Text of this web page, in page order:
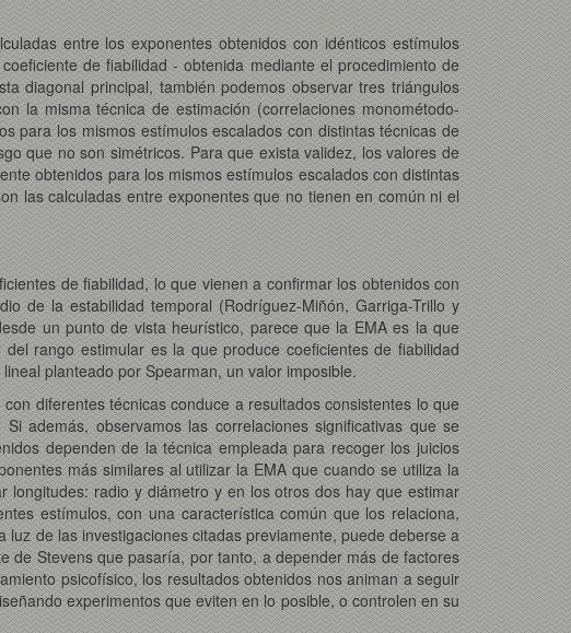
entre los exponentes obtenidos con idénticos estímulos
de fiabilidad - obtenida mediante el procedimiento de
diagonal principal, también podemos observar tres triángulos
la misma técnica de estimación (correlaciones monométodo-
para los mismos estímulos escalados con distintas técnicas de
que no son simétricos. Para que exista validez, los valores de
obtenidos para los mismos estímulos escalados con distintas
las calculadas entre exponentes que no tienen en común ni el
de fiabilidad, lo que vienen a confirmar los obtenidos con
de la estabilidad temporal (Rodríguez-Miñón, Garriga-Trillo y
un punto de vista heurístico, parece que la EMA es la que
rango estimular es la que produce coeficientes de fiabilidad
planteado por Spearman, un valor imposible.
diferentes técnicas conduce a resultados consistentes lo que
además, observamos las correlaciones significativas que se
dependen de la técnica empleada para recoger los juicios
más similares al utilizar la EMA que cuando se utiliza la
radio y diámetro y en los otros dos hay que estimar
estímulos, con una característica común que los relaciona,
de las investigaciones citadas previamente, puede deberse a
de Stevens que pasaría, por tanto, a depender más de factores
psicofísico, los resultados obtenidos nos animan a seguir
experimentos que eviten en lo posible, o controlen en su